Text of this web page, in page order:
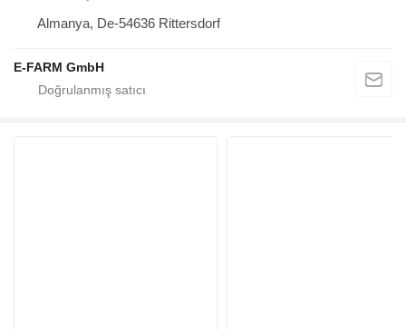
Almanya, De-54636 Rittersdorf
E-FARM GmbH